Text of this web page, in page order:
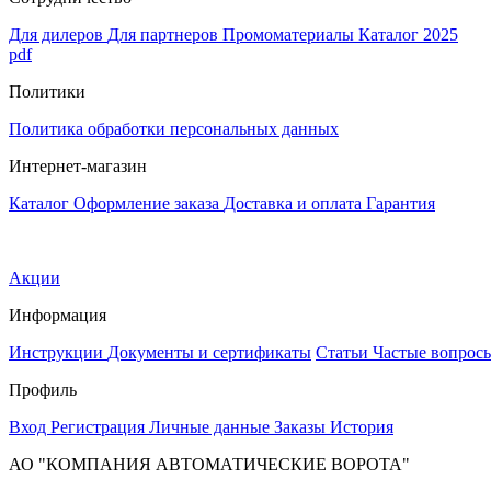
Для дилеров Для партнеров Промоматериалы Каталог 2025
pdf
Политики
Политика обработки персональных данных
Интернет-магазин
Каталог Оформление заказа Доставка и оплата Гарантия
Акции
Информация
Инструкции Документы и сертификаты Статьи Частые
Профиль
Вход Регистрация Личные данные Заказы История
АО "КОМПАНИЯ АВТОМАТИЧЕСКИЕ ВОРОТА"